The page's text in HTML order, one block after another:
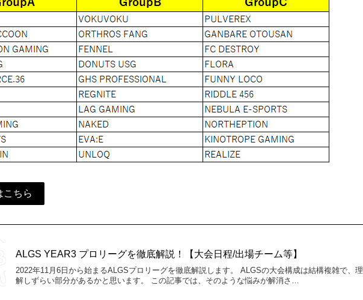
こちら
ALGS YEAR3 プロリーグを徹底解説！【大会日程/出場チーム等】
2022年11月6日から始まるALGSプロリーグを徹底解説します。 ALGSの大会構成は結構複雑で、理
解しずらい部分があるかと思います。 この記事では、そのような悩みが解消さ…